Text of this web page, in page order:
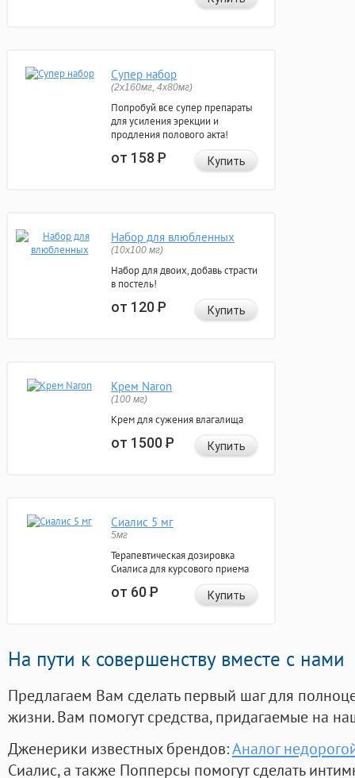
Супер набор
(2х160мг, 4х80мг)
Попробуй все супер препараты
для усиления эрекции и
продления полового акта!
от 158Р Купить
Набор для влюбленных
(10х100 мг)
Набор для двоих, добавь страсти
в постель!
от 120Р Купить
Крем Naron
(100 мг)
Крем для сужения влагалища
от 1500Р Купить
Сиалис 5 мг
5мг
Терапевтическая дозировка
Сиалиса для курсового приема
от 60Р Купить
На пути к совершенству вместе с нами
Предлагаем Вам сделать первый шаг для
жизни. Вам помогут средства, придагаемые на
Дженерики известных брендов:Аналог
Сиалис, а также Попперсы помогут сделать